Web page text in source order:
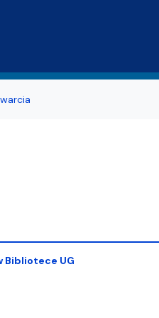
Bibliotece UG